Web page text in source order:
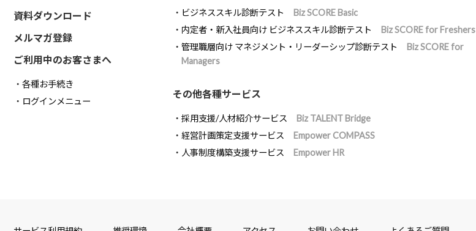
資料ダウンロード
メルマガ登録
ご利用中のお客さまへ
各種お手続き
ログインメニュー
ビジネススキル診断テスト
Biz SCORE Basic
内定者・新入社員向け ビジネススキル診断テスト
Biz SCORE for Freshers
管理職層向け マネジメント・リーダーシップ診断テスト
Biz SCORE for
Managers
その他各種サービス
採用支援/人材紹介サービス
Biz TALENT Bridge
経営計画策定支援サービス
Empower COMPASS
人事制度構築支援サービス
Empower HR